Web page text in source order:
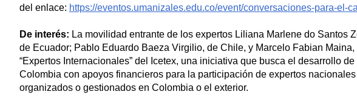
del enlace: https://eventos.umanizales.edu.co/event/conversaciones-para-el-
De interés: La movilidad entrante de los expertos Liliana Marlene do Santos
de Ecuador; Pablo Eduardo Baeza Virgilio, de Chile, y Marcelo Fabian
“Expertos Internacionales” del Icetex, una iniciativa que busca el desarrollo
Colombia con apoyos financieros para la participación de expertos
organizados o gestionados en Colombia o el exterior.